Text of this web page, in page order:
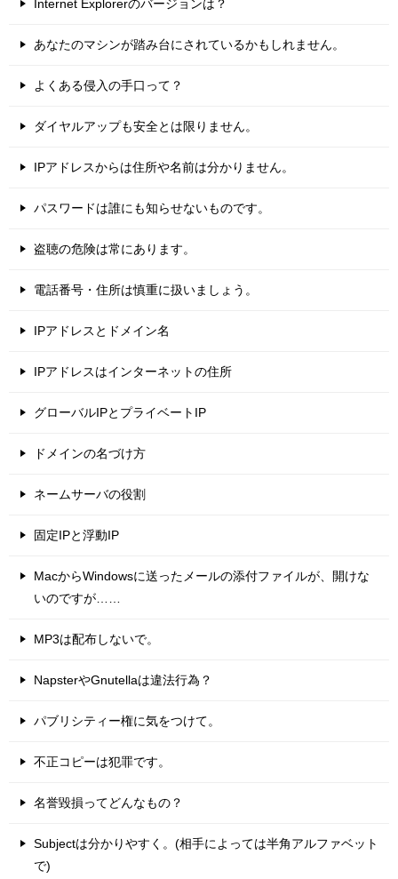
Internet Explorerのバージョンは？
あなたのマシンが踏み台にされているかもしれません。
よくある侵入の手口って？
ダイヤルアップも安全とは限りません。
IPアドレスからは住所や名前は分かりません。
パスワードは誰にも知らせないものです。
盗聴の危険は常にあります。
電話番号・住所は慎重に扱いましょう。
IPアドレスとドメイン名
IPアドレスはインターネットの住所
グローバルIPとプライベートIP
ドメインの名づけ方
ネームサーバの役割
固定IPと浮動IP
MacからWindowsに送ったメールの添付ファイルが、開けな
いのですが……
MP3は配布しないで。
NapsterやGnutellaは違法行為？
パブリシティー権に気をつけて。
不正コピーは犯罪です。
名誉毀損ってどんなもの？
Subjectは分かりやすく。(相手によっては半角アルファベット
で)